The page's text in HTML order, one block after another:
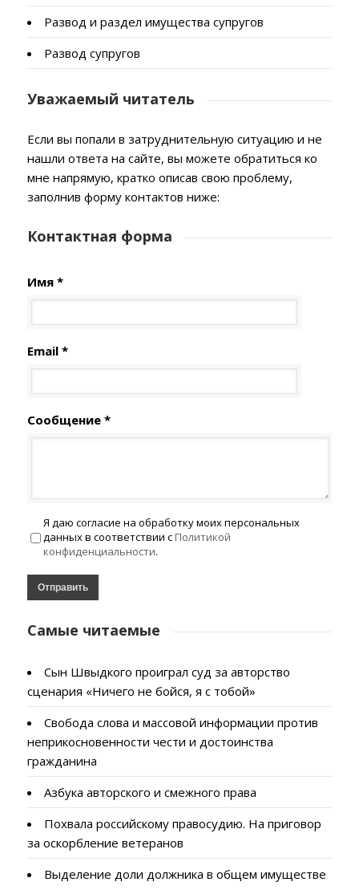
Развод и раздел имущества супругов
Развод супругов
Уважаемый читатель
Если вы попали в затруднительную ситуацию и не
нашли ответа на сайте, вы можете обратиться ко
мне напрямую, кратко описав свою проблему,
заполнив форму контактов ниже:
Контактная форма
Имя *
Email *
Сообщение *
Я даю согласие на обработку моих персональных
данных в соответствии с Политикой
конфиденциальности.
Самые читаемые
Сын Швыдкого проиграл суд за авторство
сценария «Ничего не бойся, я с тобой»
Свобода слова и массовой информации против
неприкосновенности чести и достоинства
гражданина
Азбука авторского и смежного права
Похвала российскому правосудию. На приговор
за оскорбление ветеранов
Выделение доли должника в общем имуществе